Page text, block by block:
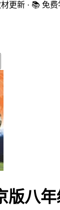
更新 · 📚 免
版八